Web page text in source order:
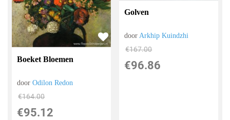
Boeket Bloemen
doorOdilon Redon
€164.00
€95.12
Golven
door Arkhip Kuindzhi
€167.00
€96.86